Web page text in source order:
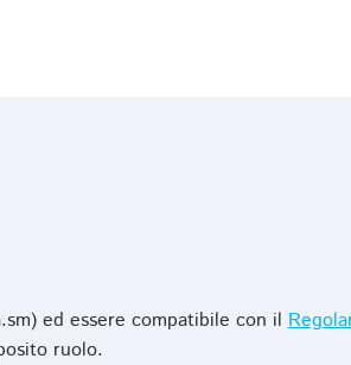
ed essere compatibile con il
ruolo.